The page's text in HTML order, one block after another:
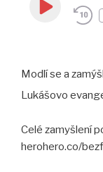
Play
Episode
SHARE
EMBED
Modlí se a
Lukášovo
Celé zamyšlení
herohero.co/